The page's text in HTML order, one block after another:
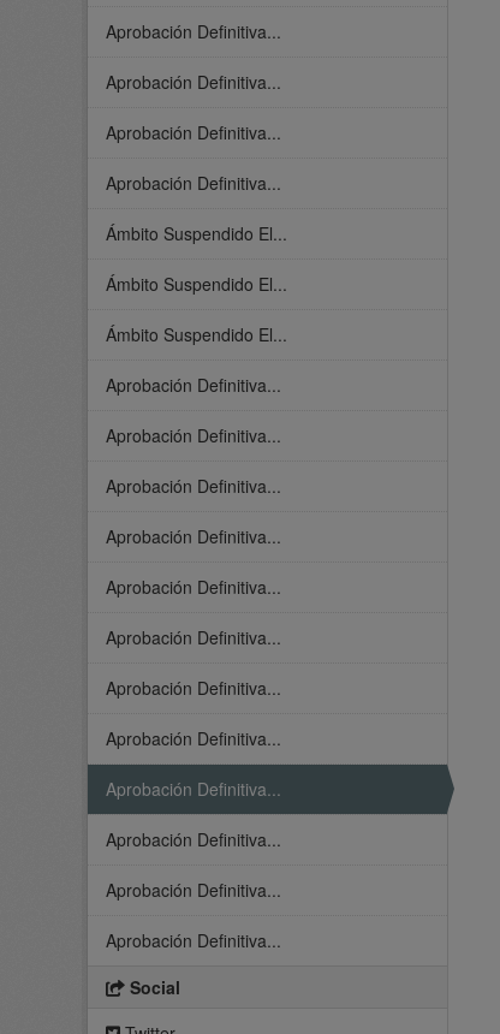
Aprobación Definitiva...
Aprobación Definitiva...
Aprobación Definitiva...
Aprobación Definitiva...
Ámbito Suspendido El...
Ámbito Suspendido El...
Ámbito Suspendido El...
Aprobación Definitiva...
Aprobación Definitiva...
Aprobación Definitiva...
Aprobación Definitiva...
Aprobación Definitiva...
Aprobación Definitiva...
Aprobación Definitiva...
Aprobación Definitiva...
Aprobación Definitiva...
Aprobación Definitiva...
Aprobación Definitiva...
Aprobación Definitiva...
Social